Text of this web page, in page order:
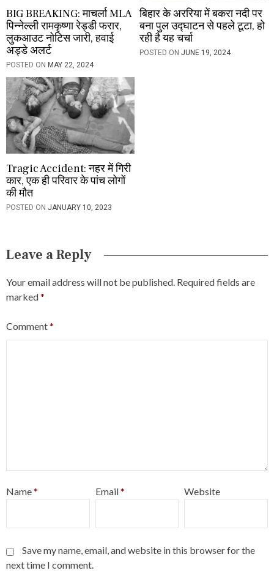
BIG BREAKING: माचर्ला MLA
पिन्नेल्ली रामकृष्णा रेड्डी फरार,
लुकआउट नोटिस जारी, हवाई
अड्डे अलर्ट
POSTED ON MAY 22, 2024
बिहार के अररिया में बकरा नदी पर
बना पुल उद्घाटन से पहले टूटा, हो
रही है यह चर्चा
POSTED ONJUNE 19, 2024
Tragic Accident: नहर में गिरी
कार, एक ही परिवार के पांच लोगों
की मौत
POSTED ON JANUARY 10, 2023
Leave a Reply
Your email address will not be published. Required fields are
marked*
Comment*
Name* Email* Website
Save my name, email, and website in this browser for the
next time I comment.